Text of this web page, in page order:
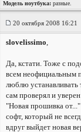
Модель ноутбука: разные.
20 октября 2008 16:21
slovelissimo,
Да, кстати. Тоже с
всем неофициальным
люблю
сам проверял и
"Новая прошивка
софт, который не
вдруг выйдет новая